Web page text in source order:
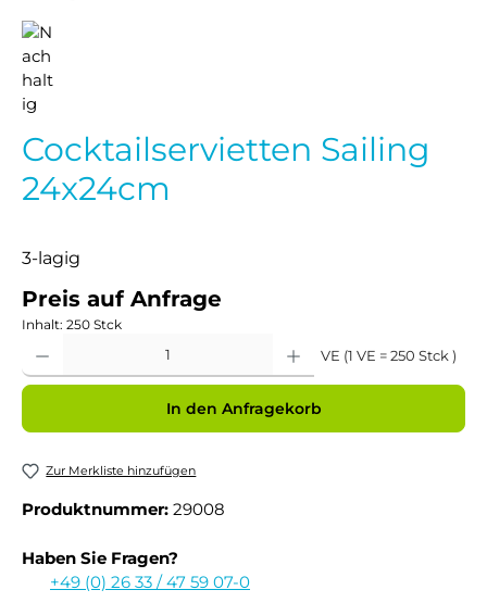
Cocktailservietten Sailing
24x24cm
3-lagig
Preis auf Anfrage
Inhalt: 250 Stck
VE (1 VE = 250 Stck )
In den Anfragekorb
Zur Merkliste hinzufügen
Produktnummer: 29008
Haben Sie Fragen?
+49 (0) 26 33 / 47 59 07-0